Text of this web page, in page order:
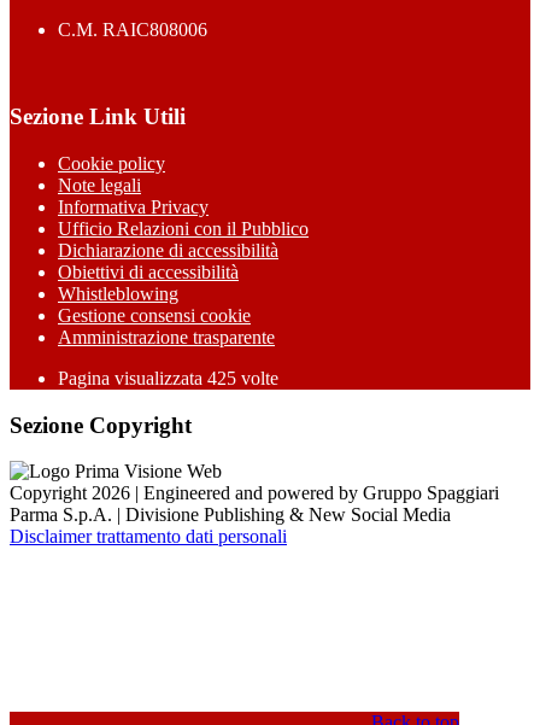
C.M. RAIC808006
Sezione Link Utili
Cookie policy
Note legali
Informativa Privacy
Ufficio Relazioni con il Pubblico
Dichiarazione di accessibilità
Obiettivi di accessibilità
Whistleblowing
Gestione consensi cookie
Amministrazione trasparente
Pagina visualizzata 425 volte
Sezione Copyright
Copyright 2026 | Engineered and powered by Gruppo Spaggiari
Parma S.p.A. | Divisione Publishing & New Social Media
Disclaimer trattamento dati personali